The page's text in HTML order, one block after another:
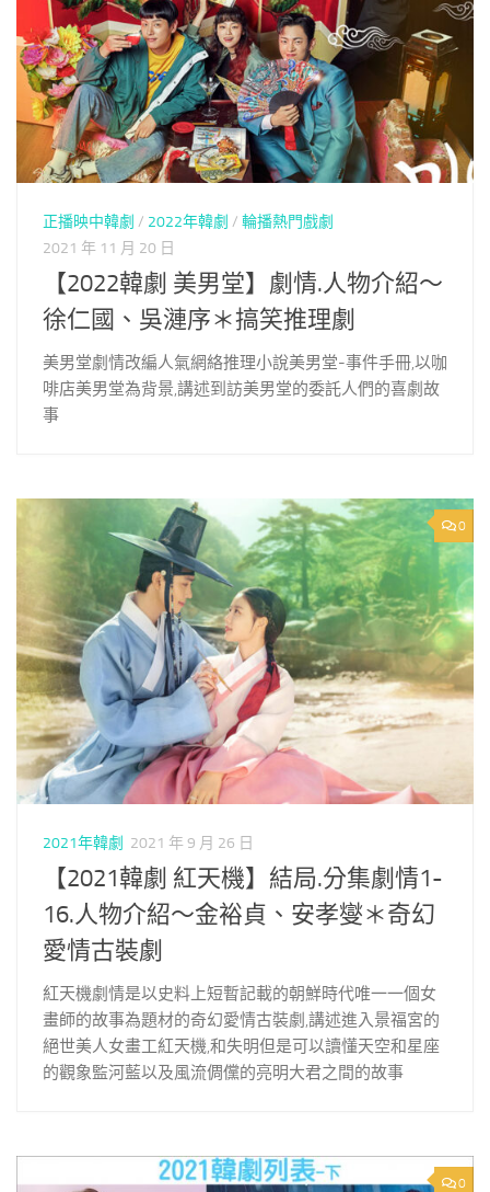
正播映中韓劇 / 2022年韓劇 / 輪播熱門戲劇
2021 年 11 月 20 日
【2022韓劇 美男堂】劇情.人物介紹～
徐仁國、吳漣序＊搞笑推理劇
美男堂劇情改編人氣網絡推理小說美男堂-事件手冊,以咖
啡店美男堂為背景,講述到訪美男堂的委託人們的喜劇故
事
0
2021年韓劇 2021 年 9 月 26 日
【2021韓劇 紅天機】結局.分集劇情1-
16.人物介紹～金裕貞、安孝燮＊奇幻
愛情古裝劇
紅天機劇情是以史料上短暫記載的朝鮮時代唯一一個女
畫師的故事為題材的奇幻愛情古裝劇,講述進入景福宮的
絕世美人女畫工紅天機,和失明但是可以讀懂天空和星座
的觀象監河藍以及風流倜儻的亮明大君之間的故事
0